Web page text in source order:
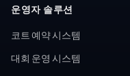
운영자 솔루션
코트 예약 시스템
대회 운영 시스템